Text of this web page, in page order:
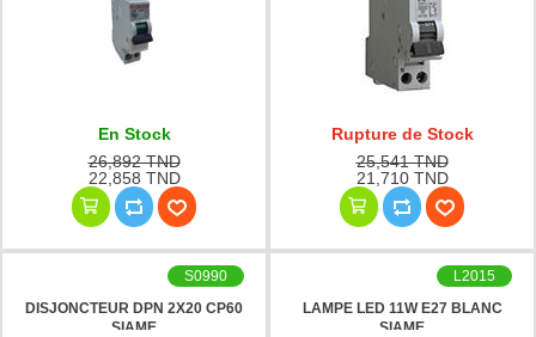
En Stock
26,892 TND
22,858 TND
Rupture de Stock
25,541 TND
21,710 TND
DISJONCTEUR DPN 2X20 CP60
SIAME
S0990
LAMPE LED 11W E27 BLANC
SIAME
L2015